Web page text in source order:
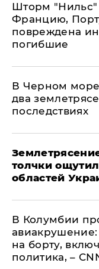
Шторм "Нильс"
Францию,
повреждена
погибшие
В Черном
два
последствиях
толчки
областей
В Колумбии
авиакрушение:
на борту,
политика, –